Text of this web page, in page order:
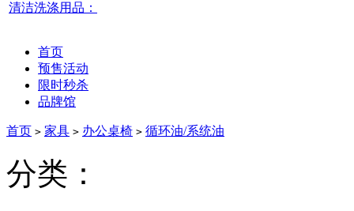
清洁洗涤用品：
首页
预售活动
限时秒杀
品牌馆
首页 > 家具 > 办公桌椅 > 循环油/系统油
分类：